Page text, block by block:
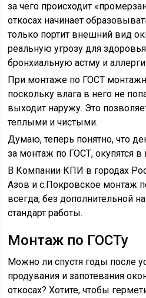
за чего происходит
откосах начинает
только портит внешний вид
реальную угрозу для
бронхиальную астму и
При монтаже по ГОСТ
поскольку влага в него не
выходит наружу. Это
теплыми и чистыми.
Думаю, теперь понятно, что
за монтаж по ГОСТ, окупятся в
В Компании КПИ в городах
Азов и с.Покровское монтаж
всегда, без дополнительной
стандарт работы.
Монтаж по ГОСТу
Можно ли спустя годы после
продувания и запотевания
откосах? Хотите, чтобы